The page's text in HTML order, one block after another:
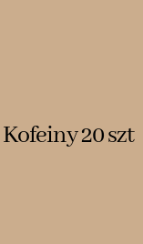
20 szt